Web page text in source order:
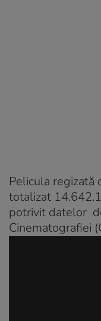
Pelicula regizată
totalizat
potrivit datelor
Cinematografiei